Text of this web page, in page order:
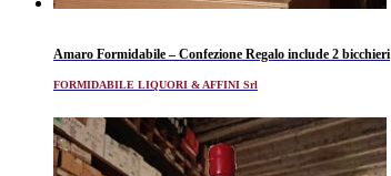
Amaro Formidabile – Confezione Regalo include 2 bicchieri
FORMIDABILE LIQUORI & AFFINI Srl